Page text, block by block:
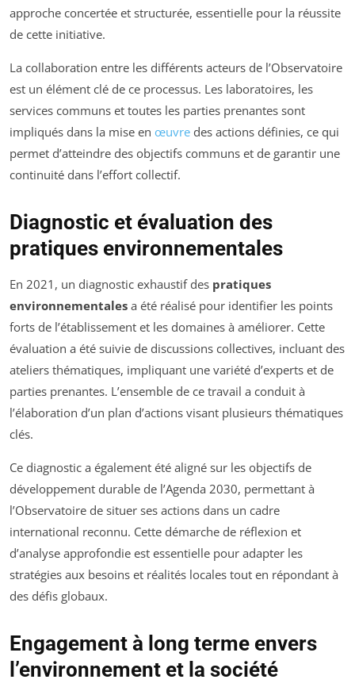
approche concertée et structurée, essentielle pour la réussite
de cette initiative.
La collaboration entre les différents acteurs de l’Observatoire
est un élément clé de ce processus. Les laboratoires, les
services communs et toutes les parties prenantes sont
impliqués dans la mise en œuvre des actions définies, ce qui
permet d’atteindre des objectifs communs et de garantir une
continuité dans l’effort collectif.
Diagnostic et évaluation des
pratiques environnementales
En 2021, un diagnostic exhaustif des pratiques
environnementales a été réalisé pour identifier les points
forts de l’établissement et les domaines à améliorer. Cette
évaluation a été suivie de discussions collectives, incluant des
ateliers thématiques, impliquant une variété d’experts et de
parties prenantes. L’ensemble de ce travail a conduit à
l’élaboration d’un plan d’actions visant plusieurs thématiques
clés.
Ce diagnostic a également été aligné sur les objectifs de
développement durable de l’Agenda 2030, permettant à
l’Observatoire de situer ses actions dans un cadre
international reconnu. Cette démarche de réflexion et
d’analyse approfondie est essentielle pour adapter les
stratégies aux besoins et réalités locales tout en répondant à
des défis globaux.
Engagement à long terme envers
l’environnement et la société